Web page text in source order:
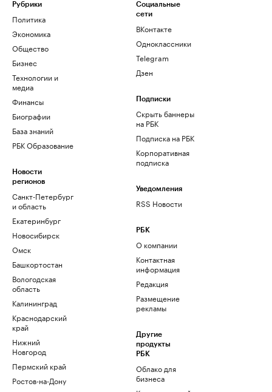
Рубрики
Политика
Экономика
Общество
Бизнес
Технологии и
медиа
Финансы
Биографии
База знаний
РБК Образование
Новости
регионов
Санкт-Петербург
и область
Екатеринбург
Новосибирск
Омск
Башкортостан
Вологодская
область
Калининград
Краснодарский
край
Нижний
Новгород
Пермский край
Ростов-на-Дону
Социальные
сети
ВКонтакте
Одноклассники
Telegram
Дзен
Подписки
Скрыть баннеры
на РБК
Подписка на РБК
Корпоративная
подписка
Уведомления
RSS Новости
РБК
О компании
Контактная
информация
Редакция
Размещение
рекламы
Другие
продукты
РБК
Облако для
бизнеса